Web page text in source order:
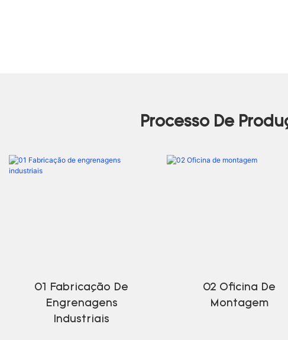
Processo De
01 Fabricação De
Engrenagens
Industriais
02 Oficina De
Montagem